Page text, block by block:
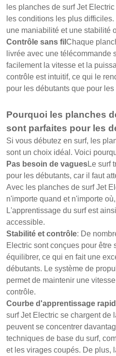
les planches de surf Jet
les conditions les plus
une maniabilité et une stabilité
Contrôle sans filChaque
livrée avec une télécommande
facilement la vitesse et la
contrôle est intuitif, ce qui le
pour les débutants que pour les
Pourquoi les planches
sont parfaites pour les
Si vous débutez en surf, les
sont un choix idéal. Voici
Pas besoin de vaguesLe surf
pour les débutants, car il faut
Avec les planches de surf Jet
n'importe quand et n'importe
L'apprentissage du surf est
accessible.
Stabilité et contrôle: De
Electric sont conçues pour être
équilibrer, ce qui en fait une
débutants. Le système de
permet de maintenir une
contrôle.
Courbe d'apprentissage
surf Jet Electric se chargent de
peuvent se concentrer
techniques de base du surf,
et les virages coupés. De plus,